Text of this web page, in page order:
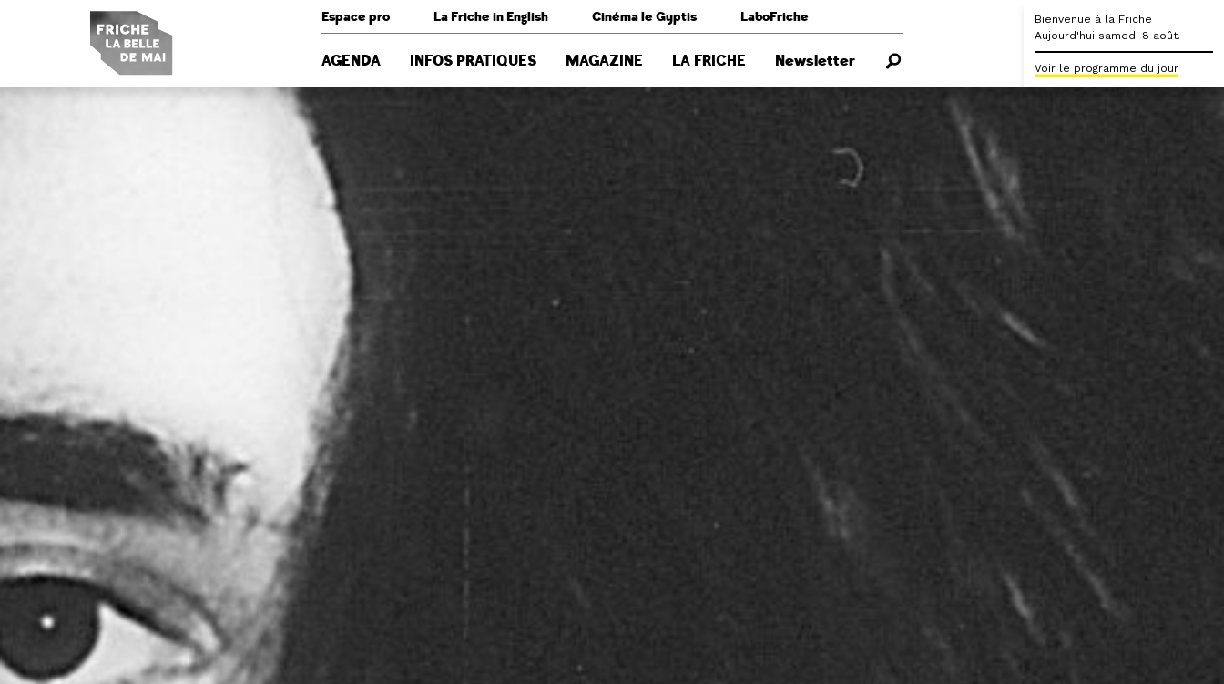
Espace pro La Friche in English Cinéma le Gyptis LaboFriche
AGENDA INFOS PRATIQUES MAGAZINE LA FRICHE Newsletter
Bienvenue à la Friche
Aujourd'hui samedi 8 août.
Voir le programme du jour
Panneau de gestion des cookies